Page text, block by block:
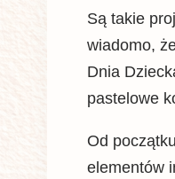
Są takie
wiadomo,
Dnia
pastelowe
Od
elementów